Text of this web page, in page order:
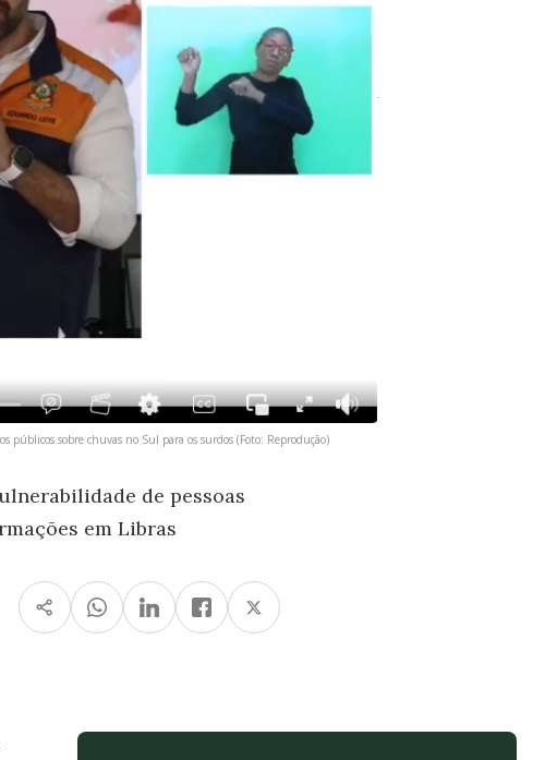
públicos sobre chuvas no Sul para os surdos (Foto: Reprodução)
de pessoas
em Libras